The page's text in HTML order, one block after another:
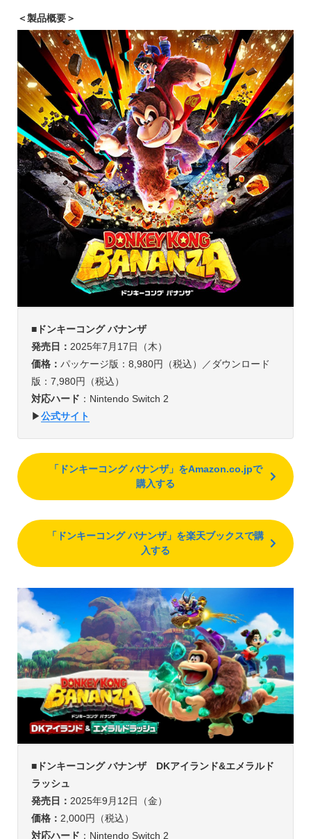
＜製品概要＞
■ドンキーコング バナンザ
発売日： 2025年7月17日（木）
価格： パッケージ版：8,980円（税込）／ダウンロード
版：7,980円（税込）
対応ハード ：Nintendo Switch 2
▶︎公式サイト
「ドンキーコング バナンザ」をAmazon.co.jpで
購入する
「ドンキーコング バナンザ」を楽天ブックスで購
入する
■ドンキーコング バナンザ
DKアイランド&エメラルド
ラッシュ
発売日： 2025年9月12日（金）
価格： 2,000円（税込）
対応ハード ：Nintendo Switch 2